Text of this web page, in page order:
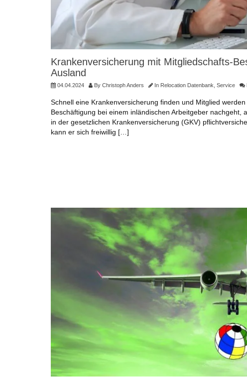
Krankenversicherung mit Mitgliedschafts-
Ausland
04.04.2024 By Christoph Anders In Relocation Datenbank Service
Schnell eine Krankenversicherung finden und Mitglied
Beschäftigung bei einem inländischen Arbeitgeber
in der gesetzlichen Krankenversicherung (GKV)
kann er sich freiwillig […]